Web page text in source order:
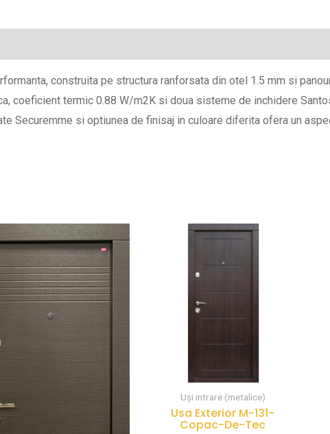
construita pe structura ranforsata din otel 1.5 mm si
coeficient termic 0.88 W/m2K si doua sisteme de inchidere
Securemme si optiunea de finisaj in culoare diferita ofera un
Uși intrare (metalice)
Usa Exterior M-131-
Copac-De-Tec